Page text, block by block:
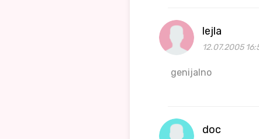
lejla
12.07.2005
genijalno
doc